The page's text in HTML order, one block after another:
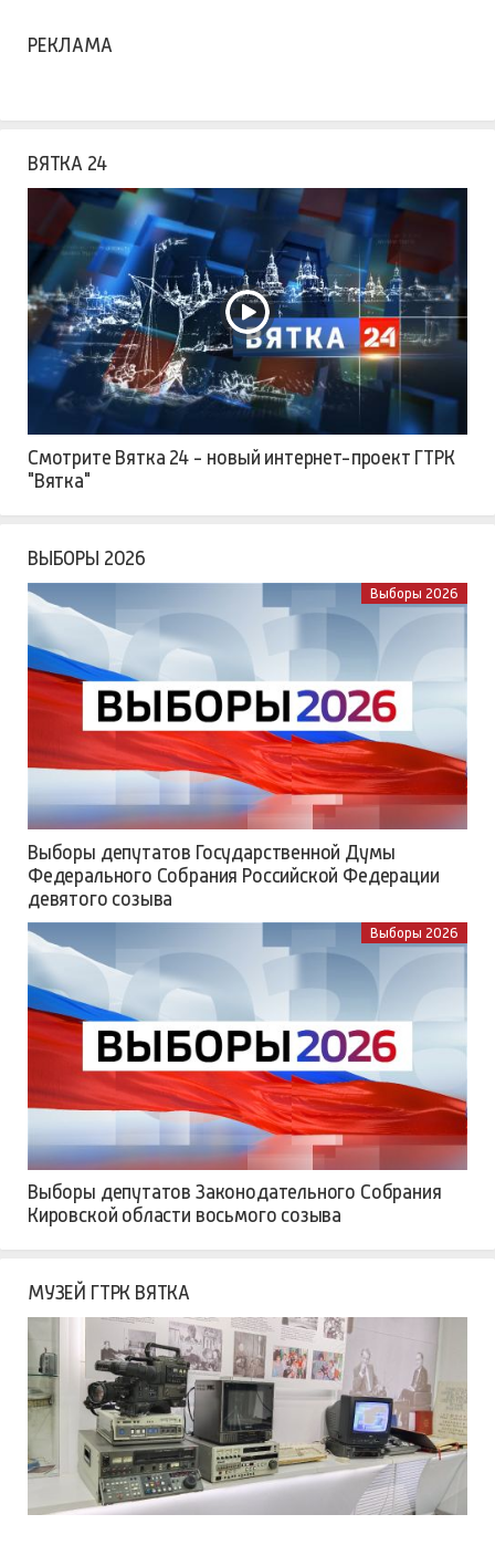
РЕКЛАМА
ВЯТКА 24
Смотрите Вятка 24 - новый интернет-проект ГТРК
"Вятка"
ВЫБОРЫ 2026
Выборы 2026
Выборы депутатов Государственной Думы
Федерального Собрания Российской Федерации
девятого созыва
Выборы 2026
Выборы депутатов Законодательного Собрания
Кировской области восьмого созыва
МУЗЕЙ ГТРК ВЯТКА